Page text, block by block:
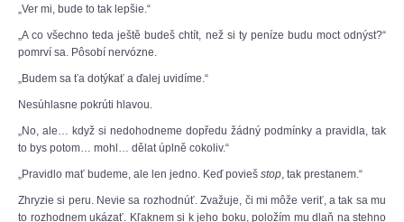
„Ver mi, bude to tak lepšie.“
„A co všechno teda ještě budeš chtít, než si ty peníze budu moct odnýst?“
pomrví sa. Pôsobí nervózne.
„Budem sa ťa dotýkať a ďalej uvidíme.“
Nesúhlasne pokrúti hlavou.
„No, ale… když si nedohodneme dopředu žádný podmínky a pravidla, tak
to bys potom… mohl… dělat úplně cokoliv.“
„Pravidlo mať budeme, ale len jedno. Keď povieš stop, tak prestanem.“
Zhryzie si peru. Nevie sa rozhodnúť. Zvažuje, či mi môže veriť, a tak sa mu
to rozhodnem ukázať. Kľaknem si k jeho boku, položím mu dlaň na stehno